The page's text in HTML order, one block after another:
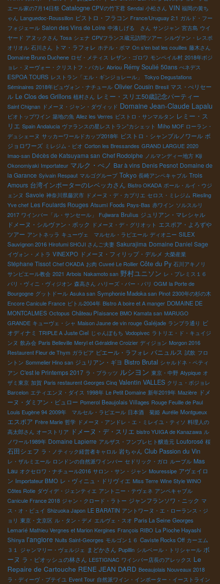
エール家の7月14日祭 Catalogne CPVの竹下君 Sendai 小松さん VIN 福岡の黄ち
ゃん Languedoc-Roussillon ビストロ・フラコン France/Uruguay 2:1 ガルド・フー
フォジェール Salon des Vins de Loire 中湊しげる さん サンジャン 宮古島 ウイ
ヤード アヌックさん Tosa シェナ CPVフランス蔵元訪問ツアー シルヴァン・レスポ
オリオル 石川さん トマ・ラフォレ ホテル・ボマ On s'en bat les couilles 藤木さん
Domaine Bruno Duchene ロゼ・メティス レザン・ゴロワ モンペイル村 2018年ボジ
ョレ・ヌーヴォー・クリストフ・パカレ Abriou Rémy Soulié 50ans ぺネデス
ESPOA TOURS レストラン「エル・ギンジョレール」
Tokyo Degustations
Séminaires 2018年ビュヴォン・ナチュール Olivier Cousin Bresil マス・ぺリセー
ル Le Clos des Grillons 植村さん レミー・スリエ50歳記念パーティー
Saint Chignan ドメーヌ・ジャン・ダヴィッド Domaine Jean-Claude Lapalu
ビオトップワイン 築地の魚 Allez les Verres ビストロ・サンマルタン レミー・ス
リエ Spain Andalucia ヴァランスの星レストラン”カシェット Miho MOF ローラン・
デュシェーヌ サッカーワールドカップ2018年 ビストロ・シャンブルノワール ボ
ジョロワーズ ミレジム・ビオ Corton les Bressandes GRAND LARGUE 2020
Imao-san Décès de Katsuyama san Chef Rodolphe ノルマンディー地方 Kiji
Okonomiyaki Importateur マルク・ぺノ Bar à vins Denis Pesnot Domaine de
la Garance Syivain Respaut マルゴグループ Tokyo 長崎アンペキャブル Trois
Amours 台湾インポーターのレベッカさん Bistro OKADA ポール・ルイ・ウジ
ェンヌ Savoie 神奈川県藤沢市 ドメーヌ・デ・カプリエ セロス・ミレジム Riesling
Yve chef Les Foulards Rouges Atsumi Foods Pays-Bas 赤ワイン ソルスルリ
2017 ワインバー「ル・サンセール」 Fujiwara Brulius ジュリアン・マレシャル
ドメーヌ・シルヴァン・ボック ドメーヌ・デ・グリオット エスポア・よろずや
ツアー アントネッラ キューヴェ マルセル・ラピエール ディオニー SILEX
Sauvignon 2016 Hirofumi SHOJI さんご夫妻 Sakurajima Domaine Daniel Sage
イヴォン・メトラ VINEXPO ドメーヌ・フィリップ・デルメ 大榮産業
Stéphane Tissot Chef OKADA お肉 Cuveé Le Rollier Côte du Py 石川アキノリ
サンピエール教会 2021 Arbois Nakamoto san 野村ユニソン レ・プレミス１６
パリ・ヴィニ・ヴィジオン 森高さん ハリーズ・バー・パリ OGM la Porte de
Bourgogne グットドール Asuka san Symphonie Madoka san Pinot 2300年の杉の木
Encore Canicule France ピトル2004年 Bistro A boire et A manger DOMAINE DE
MONTCALMES Octopus Château Plaisance BMO Kamata san MARUGO
GRANDE キューヴェ・シャ Maison Jaune de vin rouge Galéjade ランブラ通り ビ
オディナミ TRIPLE A Juste Ciel じゃんぼもち Vodopivec ラトリエ・ド・キュイジ
ンヌ 飲み会 Paris Belleville Meryl et Géraldine Croizier ディジョン Morgon 2016
Restaurent Fleur de Thym ガラピア ピエール・ラフォレ バニュルス 試飲 フロ
ントン Sommelier Hino san ジュリアン・ギヨ Bistro Brutal シャルドネ・ペティ
アン C'est le Printemps 2017 ラ・プラッツ ルシヨン 東京・中野 Atypique オ
ザミ東京 加賀 Paris restaurent Georges Cinq Valentin VALLES クリュ・ボジョレ
Barcelon エティエンヌ・ダイス 1998年 Le Petit Domaine 新年2019年 Mazière ドメ
ーヌ・ダミアン・ビュロー Pomerol Beaujolais Villages Rouge Feuille de Paul
Louis Eugène 94 2009年 マルセル・ラピエール 日本酒 菊姫 Aurélie Montgueux
エスポア Frère Marie 哲学 ドメーヌ・アンドレ・エ・ミレイユ・ティソ 料理人の
高太郎さん オーストリア ドメーヌ・デ・スリエ bistro YUIGA de Kanazawa ル
ノワール1989年 Domaine Lapierre アルザス・フンブレヒト醸造元 Louforosé 桜
石田シェフ ラ・ノティック経営者キャロル 岩ちゃん Club Passion du Vin
レ・ザルミエール ロンドンの自然派ワインバー セドリック・ガロ ルーブル Mas
Lau オクセロワ・ナチュール2016 サロン・サン・ジャン Mouressipe アヴェイロ
ン Importateur BMO レ・ヴィニュ・ドリヴィエ Miss Terre Wine Style WINO
Côtes Rotie ダヴィデ・ジェンティエ アントニー・テヴェネ アンペキャブル
Canicule France 2018 ジャン・クロード・ラトー ジャンフランソワ・ニック マ
ス・オ・ビュイ Shizuoka Japon LE BARATIN アントワーヌ・エ・ローランス・ジ
ョリ 東京・文京区 ル・タン・デメ エルヴェ・スオ Paris La Seine Georges
Lemarié Mathieu Vergnes et Marion Kergines François RIBO La Pioche Hayashi
Shinya l'anglore Nuits Saint-Georges モルゴン１６ Caviste Rocks Off カーエム
３１ ジャンマリー・ヴェルジェ まどかさん Pupillin シルベール・トリシャール ボ
ーヌ ラ・ピオッシュの林さん LESTIGNAC ワインバー店長のアレックス Le
Repaire de Cartouche RENE JEAN DARD Beeaujolais Nouveaux 2018
ラ・ディーヴ・ブテイユ Event Tour 自然派ワイン・インポーター・イーストライン